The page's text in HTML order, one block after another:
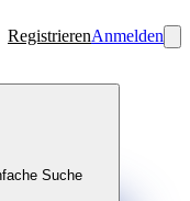
RegistrierenAnmelden
Suche